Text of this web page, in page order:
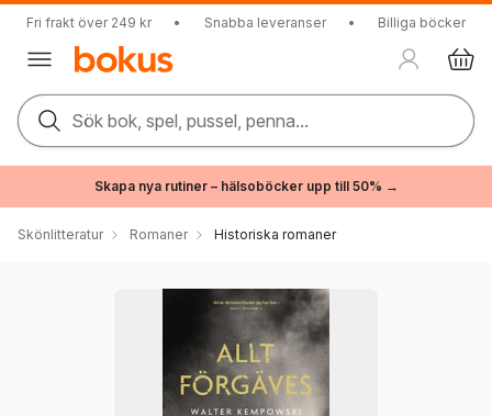
Fri frakt över 249 kr • Snabba leveranser • Billiga böcker
Sök bok, spel, pussel, penna...
Skapa nya rutiner – hälsoböcker upp till 50% →
Skönlitteratur Romaner Historiska romaner